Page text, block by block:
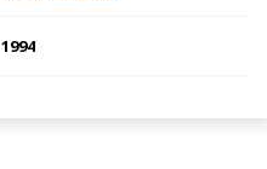
1994